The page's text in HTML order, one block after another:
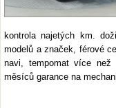
kontrola najetých km.
modelů a značek, férové
navi, tempomat více
měsíců garance na